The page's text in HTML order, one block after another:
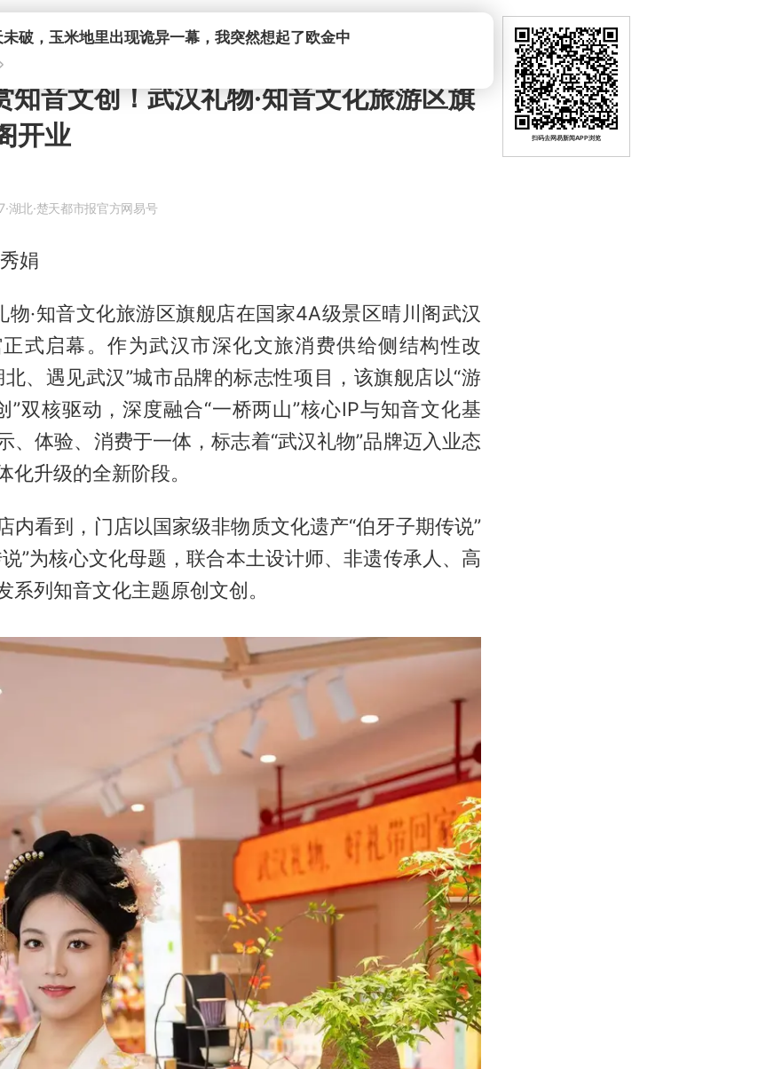
知音文创！武汉礼物·知音文化旅游区旗
开业
·湖北·楚天都市报官方网易号
娟
物·知音文化旅游区旗舰店在国家4A级景区晴川阁武汉
式启幕。作为武汉市深化文旅消费供给侧结构性改
、遇见武汉”城市品牌的标志性项目，该旗舰店以“游
”双核驱动，深度融合“一桥两山”核心IP与知音文化基
、体验、消费于一体，标志着“武汉礼物”品牌迈入业态
化升级的全新阶段。
内看到，门店以国家级非物质文化遗产“伯牙子期传说”
”为核心文化母题，联合本土设计师、非遗传承人、高
系列知音文化主题原创文创。
扫码去网易新闻APP浏览